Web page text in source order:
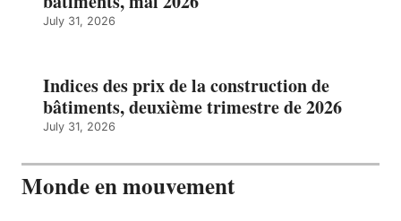
July 31, 2026
Indices des prix de la construction de
bâtiments, deuxième trimestre de 2026
July 31, 2026
Monde en mouvement